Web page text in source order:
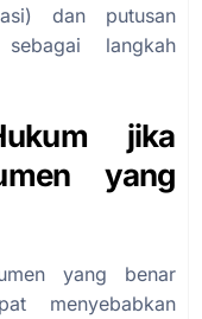
dan putusan
langkah
jika
yang
yang benar
menyebabkan